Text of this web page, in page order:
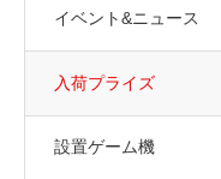
イベント&ニュース
入荷プライズ
設置ゲーム機